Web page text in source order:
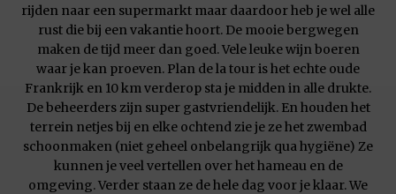
rijden naar een supermarkt maar daardoor heb je wel alle
rust die bij een vakantie hoort. De mooie bergwegen
maken de tijd meer dan goed. Vele leuke wijn boeren
waar je kan proeven. Plan de la tour is het echte oude
Frankrijk en 10 km verderop sta je midden in alle drukte.
De beheerders zijn super gastvriendelijk. En houden het
terrein netjes bij en elke ochtend zie je ze het zwembad
schoonmaken (niet geheel onbelangrijk qua hygiëne) Ze
kunnen je veel vertellen over het hameau en de
omgeving. Verder staan ze de hele dag voor je klaar. We